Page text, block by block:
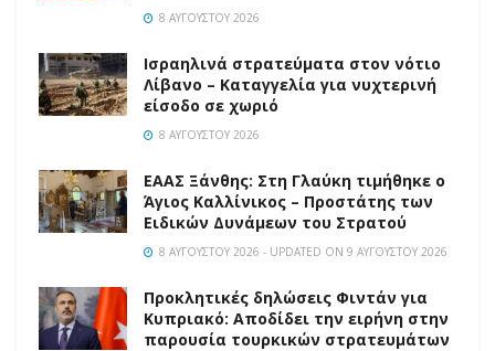
8 ΑΥΓΟΎΣΤΟΥ 2026
Ισραηλινά στρατεύματα στον νότιο
Λίβανο – Καταγγελία για νυχτερινή
είσοδο σε χωριό
8 ΑΥΓΟΎΣΤΟΥ 2026
EAAΣ Ξάνθης: Στη Γλαύκη τιμήθηκε ο
Άγιος Καλλίνικος – Προστάτης των
Ειδικών Δυνάμεων του Στρατού
8 ΑΥΓΟΎΣΤΟΥ 2026 - UPDATED ON 9 ΑΥΓΟΎΣΤΟΥ 2026
Προκλητικές δηλώσεις Φιντάν για
Κυπριακό: Αποδίδει την ειρήνη στην
παρουσία τουρκικών στρατευμάτων